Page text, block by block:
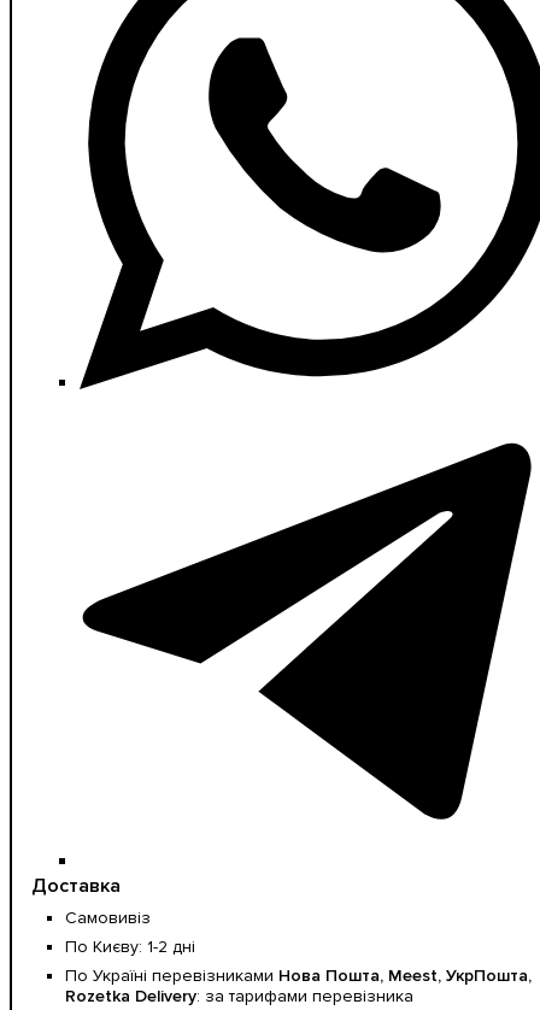
Доставка
Самовивіз
По Києву: 1-2 дні
По Україні перевізниками Нова Пошта, Meest, УкрПошта,
Rozetka Delivery: за тарифами перевізника